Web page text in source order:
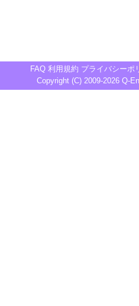
FAQ 利用規約 プライバシーポ
Copyright (C) 2009-2026 Q-